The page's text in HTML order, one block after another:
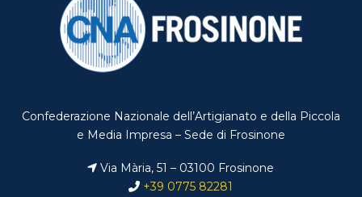
Confederazione Nazionale dell’Artigianato e della Piccola
e Media Impresa – Sede di Frosinone
Via Mària, 51 – 03100 Frosinone
+39 0775 82281